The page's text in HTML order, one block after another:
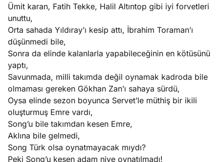
Ümit karan, Fatih Tekke, Halil Altıntop gibi iyi forvetleri
unuttu,
Orta sahada Yıldıray’ı kesip attı, İbrahim Toraman’ı
düşünmedi bile,
Sonra da elinde kalanlarla yapabileceğinin en kötüsünü
yaptı,
Savunmada, milli takımda değil oynamak kadroda bile
olmaması gereken Gökhan Zan’ı sahaya sürdü,
Oysa elinde sezon boyunca Servet’le müthiş bir ikili
oluşturmuş Emre vardı,
Song’u bile takımdan kesen Emre,
Aklına bile gelmedi,
Song Türk olsa oynatmayacak mıydı?
Peki Song’u kesen adam niye oynatılmadı!